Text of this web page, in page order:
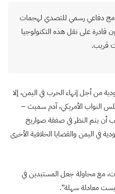
دفاعي رسمي للتصدي لهجمات
قادرة على نقل هذه التكنولوجيا
قريب.
من أجل إنهاء الحرب في اليمن، إلا
النواب الأمريكي، آدم سميث –
أن يتم النظر في صفقة صواريخ
في اليمن والقضايا الخلافية الأخرى
مع محاولة جعل المستبدين في
معادلة سهلة”.